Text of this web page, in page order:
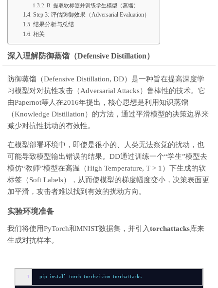
B. 提取软标签并训练学生模型（蒸馏）
Step 3: 评估防御效果（Adversarial Evaluation）
结果分析与总结
相关
深入理解防御蒸馏（Defensive Distillation）
防御蒸馏（Defensive Distillation, DD）是一种旨在提高深度学
习模型对对抗性攻击（Adversarial Attacks）鲁棒性的技术。它
由Papernot等人在2016年提出，核心思想是利用知识蒸馏
（Knowledge Distillation）的方法，通过平滑模型的决策边界来
减少对抗性扰动的有效性。
在模型部署环境中，即使是很小的、人类无法察觉的扰动，也
可能导致模型输出错误的结果。DD通过训练一个“学生”模型去
模仿“教师”模型在高温（High Temperature, T > 1）下生成的软
标签（Soft Labels），从而使模型的梯度幅度变小，决策表面更
加平滑，攻击者难以找到有效的扰动方向。
实验环境准备
我们将使用PyTorch和MNIST数据集，并引入torchattacks库来
生成对抗样本。
1 pip install torch torchvision torchattacks